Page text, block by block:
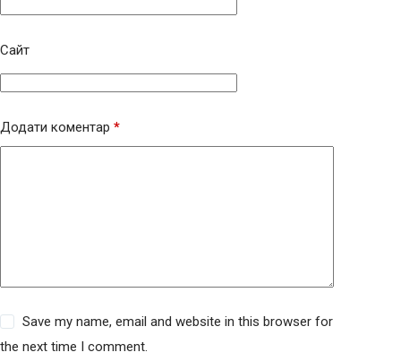
Сайт
Додати коментар *
Save my name, email and website in this browser for
the next time I comment.